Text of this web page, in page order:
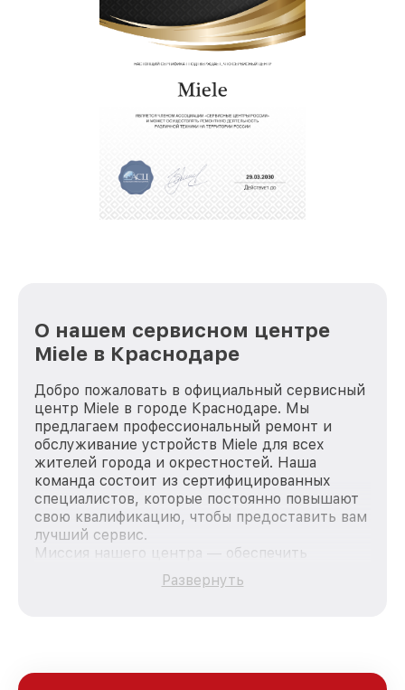
О нашем сервисном центре
Miele в Краснодаре
Добро пожаловать в официальный сервисный
центр Miele в городе Краснодаре. Мы
предлагаем профессиональный ремонт и
обслуживание устройств Miele для всех
жителей города и окрестностей. Наша
команда состоит из сертифицированных
специалистов, которые постоянно повышают
свою квалификацию, чтобы предоставить вам
лучший сервис.
Миссия нашего центра — обеспечить
качественный и доступный ремонт для
каждого пользователя продукции Miele, вне
Развернуть